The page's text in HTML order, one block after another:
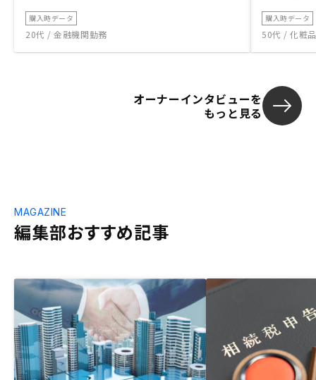
購入時データ
20代 / 金融機関勤務
購入時データ
50代 / 化粧
オーナーインタビューを
もっと見る
編集部おすすめ記事
MAGAZINE